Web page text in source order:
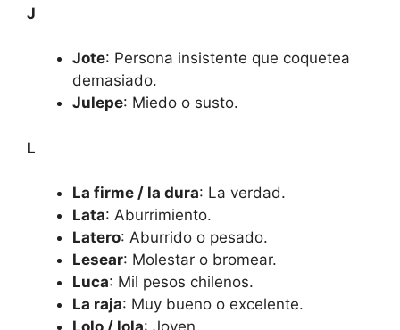
J
Jote: Persona insistente que coquetea
demasiado.
Julepe: Miedo o susto.
L
La firme / la dura: La verdad.
Lata: Aburrimiento.
Latero: Aburrido o pesado.
Lesear: Molestar o bromear.
Luca: Mil pesos chilenos.
La raja: Muy bueno o excelente.